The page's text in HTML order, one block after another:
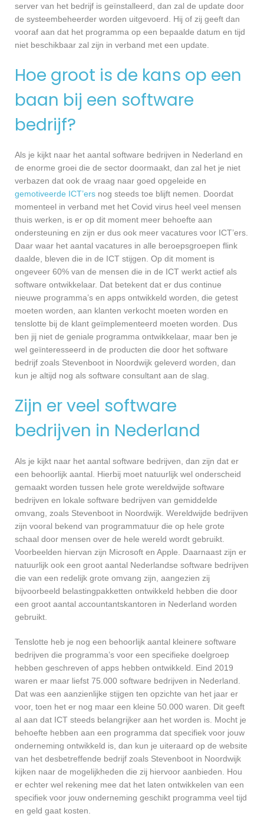
server van het bedrijf is geïnstalleerd, dan zal de update door
de systeembeheerder worden uitgevoerd. Hij of zij geeft dan
vooraf aan dat het programma op een bepaalde datum en tijd
niet beschikbaar zal zijn in verband met een update.
Hoe groot is de kans op een
baan bij een software
bedrijf?
Als je kijkt naar het aantal software bedrijven in Nederland en
de enorme groei die de sector doormaakt, dan zal het je niet
verbazen dat ook de vraag naar goed opgeleide en
gemotiveerde ICT’ers nog steeds toe blijft nemen. Doordat
momenteel in verband met het Covid virus heel veel mensen
thuis werken, is er op dit moment meer behoefte aan
ondersteuning en zijn er dus ook meer vacatures voor ICT’ers.
Daar waar het aantal vacatures in alle beroepsgroepen flink
daalde, bleven die in de ICT stijgen. Op dit moment is
ongeveer 60% van de mensen die in de ICT werkt actief als
software ontwikkelaar. Dat betekent dat er dus continue
nieuwe programma’s en apps ontwikkeld worden, die getest
moeten worden, aan klanten verkocht moeten worden en
tenslotte bij de klant geïmplementeerd moeten worden. Dus
ben jij niet de geniale programma ontwikkelaar, maar ben je
wel geïnteresseerd in de producten die door het software
bedrijf zoals Stevenboot in Noordwijk geleverd worden, dan
kun je altijd nog als software consultant aan de slag.
Zijn er veel software
bedrijven in Nederland
Als je kijkt naar het aantal software bedrijven, dan zijn dat er
een behoorlijk aantal. Hierbij moet natuurlijk wel onderscheid
gemaakt worden tussen hele grote wereldwijde software
bedrijven en lokale software bedrijven van gemiddelde
omvang, zoals Stevenboot in Noordwijk. Wereldwijde bedrijven
zijn vooral bekend van programmatuur die op hele grote
schaal door mensen over de hele wereld wordt gebruikt.
Voorbeelden hiervan zijn Microsoft en Apple. Daarnaast zijn er
natuurlijk ook een groot aantal Nederlandse software bedrijven
die van een redelijk grote omvang zijn, aangezien zij
bijvoorbeeld belastingpakketten ontwikkeld hebben die door
een groot aantal accountantskantoren in Nederland worden
gebruikt.
Tenslotte heb je nog een behoorlijk aantal kleinere software
bedrijven die programma’s voor een specifieke doelgroep
hebben geschreven of apps hebben ontwikkeld. Eind 2019
waren er maar liefst 75.000 software bedrijven in Nederland.
Dat was een aanzienlijke stijgen ten opzichte van het jaar er
voor, toen het er nog maar een kleine 50.000 waren. Dit geeft
al aan dat ICT steeds belangrijker aan het worden is. Mocht je
behoefte hebben aan een programma dat specifiek voor jouw
onderneming ontwikkeld is, dan kun je uiteraard op de website
van het desbetreffende bedrijf zoals Stevenboot in Noordwijk
kijken naar de mogelijkheden die zij hiervoor aanbieden. Hou
er echter wel rekening mee dat het laten ontwikkelen van een
specifiek voor jouw onderneming geschikt programma veel tijd
en geld gaat kosten.